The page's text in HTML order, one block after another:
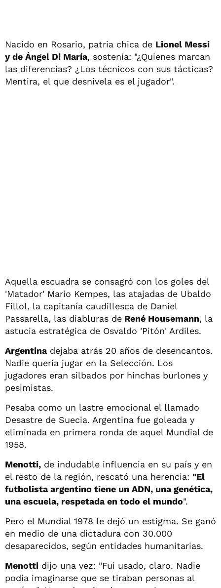
Nacido en Rosario, patria chica de Lionel Messi
y de Ángel Di María, sostenía: "¿Quienes marcan
las diferencias? ¿Los técnicos con sus tácticas?
Mentira, el que desnivela es el jugador".
Aquella escuadra se consagró con los goles del
'Matador' Mario Kempes, las atajadas de Ubaldo
Fillol, la capitanía caudillesca de Daniel
Passarella, las diabluras de René Housemann, la
astucia estratégica de Osvaldo 'Pitón' Ardiles.
Argentinadejaba atrás 20 años de desencantos.
Nadie quería jugar en la Selección. Los
jugadores eran silbados por hinchas burlones y
pesimistas.
Pesaba como un lastre emocional el llamado
Desastre de Suecia. Argentina fue goleada y
eliminada en primera ronda de aquel Mundial de
1958.
Menotti, de indudable influencia en su país y en
el resto de la región, rescató una herencia: "El
futbolista argentino tiene un ADN, una genética,
una escuela, respetada en todo el mundo".
Pero el Mundial 1978 le dejó un estigma. Se ganó
en medio de una dictadura con 30.000
desaparecidos, según entidades humanitarias.
Menotti dijo una vez: "Fui usado, claro. Nadie
podía imaginarse que se tiraban personas al